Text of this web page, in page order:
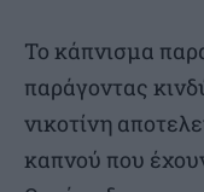
Το κάπνισμα
παράγοντας
νικοτίνη
καπνού που